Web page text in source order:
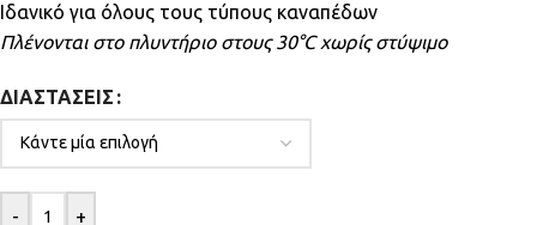
Ιδανικό για όλους τους τύπους καναπέδων
Πλένονται στο πλυντήριο στους 30°C χωρίς στύψιμο
ΔΙΑΣΤΆΣΕΙΣ
- +